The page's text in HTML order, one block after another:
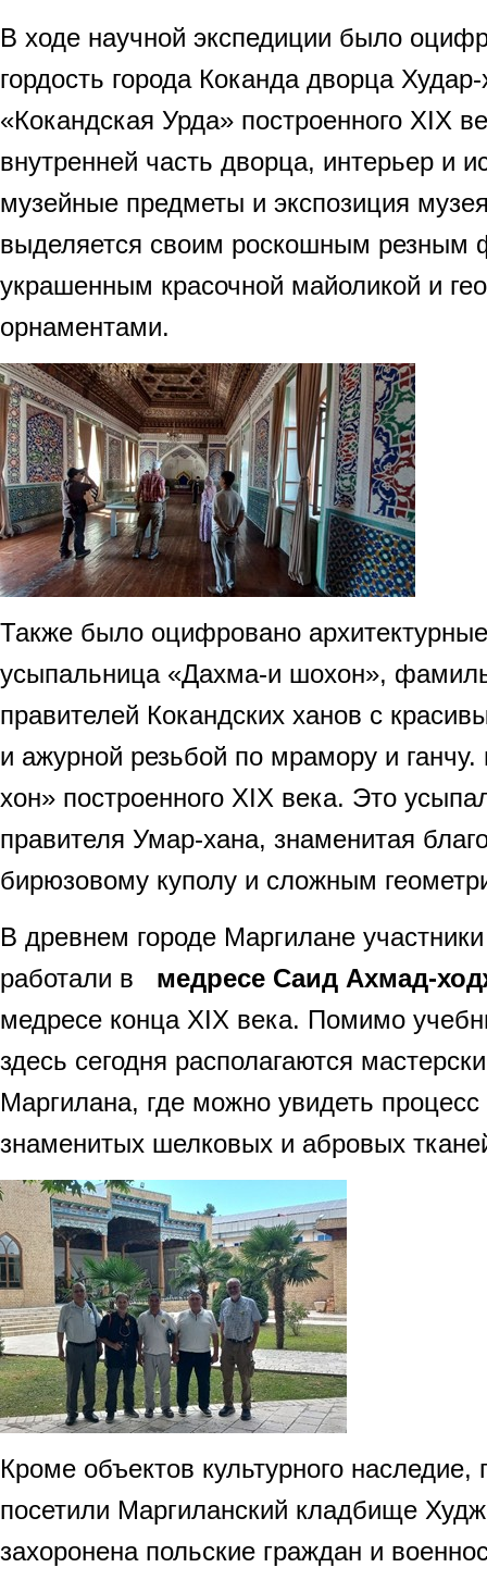
В ходе научной экспедиции было
гордость города Коканда дворца
«Кокандская Урда» построенного ХIХ
внутренней часть дворца, интерьер и
музейные предметы и экспозиция
выделяется своим роскошным резным
украшенным красочной майоликой и
орнаментами.
Также было оцифровано
усыпальница «Дахма-и шохон»,
правителей Кокандских ханов с
и ажурной резьбой по мрамору и
хон» построенного XIX века. Это
правителя Умар-хана, знаменитая
бирюзовому куполу и сложным
В древнем городе Маргилане
работали в медресе Саид Ахмад-
медресе конца XIX века. Помимо
здесь сегодня располагаются
Маргилана, где можно увидеть процесс
знаменитых шелковых и абровых
Кроме объектов культурного наследие,
посетили Маргиланский кладбище
захоронена польские граждан и